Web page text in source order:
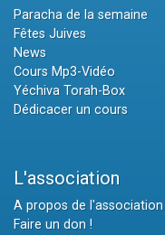
Paracha de la semaine
Fêtes Juives
News
Cours Mp3-Vidéo
Yéchiva Torah-Box
Dédicacer un cours
L'association
A propos de l'association
Faire un don !